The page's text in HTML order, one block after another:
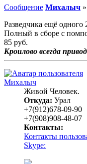
Сообщение Михалыч »
Разведчика ещё одного
Полный в сборе с
85 руб.
Кроилово всегда
Михалыч
Живой Человек.
Откуда: Урал
+7(912)678-09-90
+7(908)908-48-07
Контакты:
Контакты
Skype: